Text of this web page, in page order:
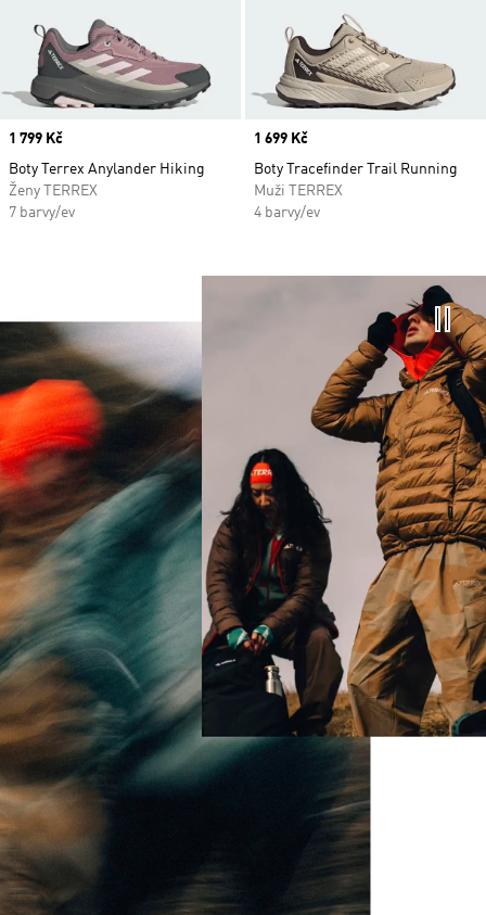
Price
1 799 Kč
Boty Terrex Anylander Hiking
Ženy TERREX
7 barvy/ev
Price
1 699 Kč
Boty Tracefinder Trail Running
Muži TERREX
4 barvy/ev